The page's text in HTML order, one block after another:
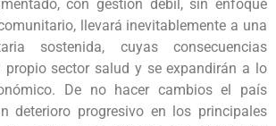
con gestión débil, sin enfoque
llevará inevitablemente a una
sostenida, cuyas consecuencias
propio sector salud y se expandirán a lo
De no hacer cambios el país
deterioro progresivo en los principales